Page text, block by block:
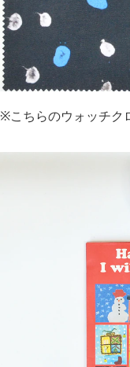
※こちらのウォッチク